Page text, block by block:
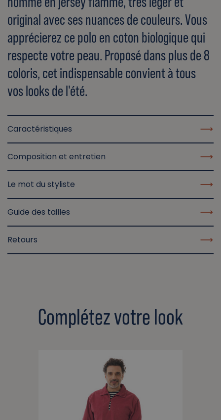
original avec ses nuances de couleurs. Vous
apprécierez ce polo en coton biologique qui
respecte votre peau. Proposé dans plus de 8
coloris, cet indispensable convient à tous
vos looks de l'été.
Caractéristiques
Composition et entretien
Le mot du styliste
Guide des tailles
Retours
Complétez votre look